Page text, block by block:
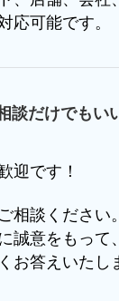
応可能です。
談だけでもい
迎です！
相談ください
誠意をもって
お答えいたし